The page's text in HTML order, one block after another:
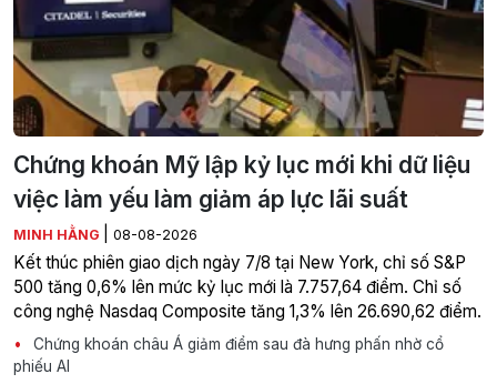
Chứng khoán Mỹ lập kỷ lục mới khi dữ liệu
việc làm yếu làm giảm áp lực lãi suất
MINH HẰNG 08-08-2026
Kết thúc phiên giao dịch ngày 7/8 tại New York, chỉ số S&P
500 tăng 0,6% lên mức kỷ lục mới là 7.757,64 điểm. Chỉ số
công nghệ Nasdaq Composite tăng 1,3% lên 26.690,62 điểm.
Chứng khoán châu Á giảm điểm sau đà hưng phấn nhờ cổ
phiếu AI